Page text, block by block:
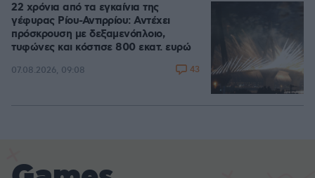
22 χρόνια από τα εγκαίνια της
γέφυρας Ρίου-Αντιρρίου: Αντέχει
πρόσκρουση με δεξαμενόπλοιο,
τυφώνες και κόστισε 800 εκατ. ευρώ
07.08.2026, 09:08 43